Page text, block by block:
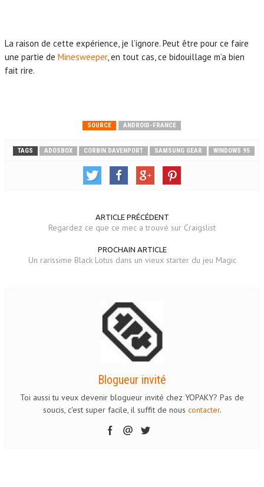
La raison de cette expérience, je l’ignore. Peut être pour ce faire
une partie de Minesweeper, en tout cas, ce bidouillage m’a bien
fait rire.
SOURCE ANDROID-FRANCE
TAGS ADOSBOX CORBIN DAVENPORT SAMSUNG GEAR WINDOWS 95
ARTICLE PRÉCÉDENT
Regardez ce que ce mec a trouvé sur Craigslist
PROCHAIN ARTICLE
Un rarissime Black Lotus dans un vieux starter du jeu Magic
Blogueur invité
Toi aussi tu veux devenir blogueur invité chez YOPAKY? Pas de
soucis, c'est super facile, il suffit de nous contacter.